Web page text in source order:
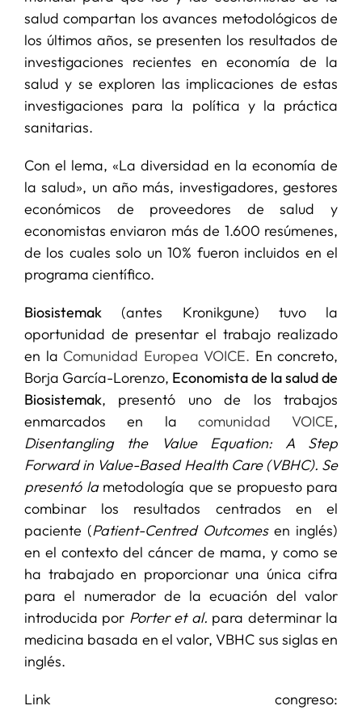
salud compartan los avances metodológicos de
los últimos años, se presenten los resultados de
investigaciones recientes en economía de la
salud y se exploren las implicaciones de estas
investigaciones para la política y la práctica
sanitarias.
Con el lema, «La diversidad en la economía de
la salud», un año más, investigadores, gestores
económicos de proveedores de salud y
economistas enviaron más de 1.600 resúmenes,
de los cuales solo un 10% fueron incluidos en el
programa científico.
Biosistemak (antes Kronikgune) tuvo la
oportunidad de presentar el trabajo realizado
en la Comunidad Europea VOICE. En concreto,
Borja García-Lorenzo, Economista de la salud de
Biosistemak, presentó uno de los trabajos
enmarcados en la comunidad VOICE,
Disentangling the Value Equation: A Step
Forward in Value-Based Health Care (VBHC). Se
presentó lametodología que se propuesto para
combinar los resultados centrados en el
paciente (Patient-Centred Outcomesen inglés)
en el contexto del cáncer de mama, y como se
ha trabajado en proporcionar una única cifra
para el numerador de la ecuación del valor
introducida por Porter et al. para determinar la
medicina basada en el valor, VBHC sus siglas en
inglés.
Link congreso: